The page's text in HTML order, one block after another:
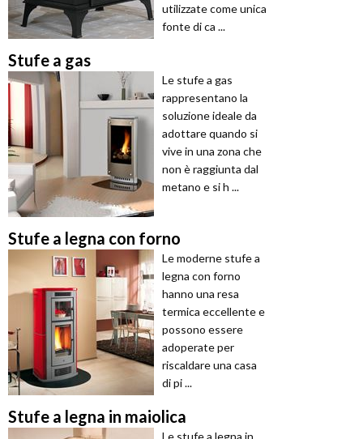
utilizzate come unica
fonte di ca ...
Stufe a gas
Le stufe a gas
rappresentano la
soluzione ideale da
adottare quando si
vive in una zona che
non è raggiunta dal
metano e si h ...
Stufe a legna con forno
Le moderne stufe a
legna con forno
hanno una resa
termica eccellente e
possono essere
adoperate per
riscaldare una casa
di pi ...
Stufe a legna in maiolica
Le stufe a legna in